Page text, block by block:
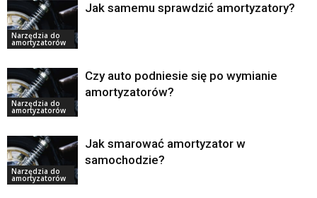
Narzędzia do
amortyzatorów
Jak samemu sprawdzić amortyzatory?
Narzędzia do
amortyzatorów
Czy auto podniesie się po wymianie
amortyzatorów?
Narzędzia do
amortyzatorów
Jak smarować amortyzator w
samochodzie?